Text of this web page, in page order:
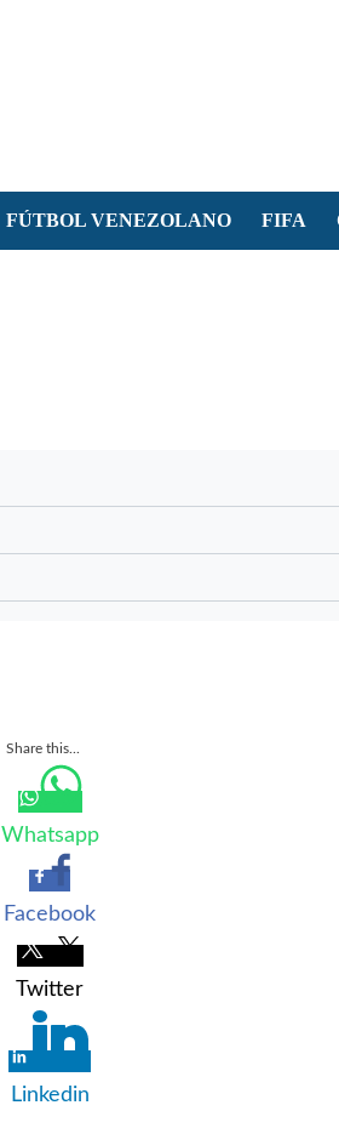
FÚTBOL VENEZOLANO FIFA
Share this...
Whatsapp
Facebook
Twitter
Linkedin